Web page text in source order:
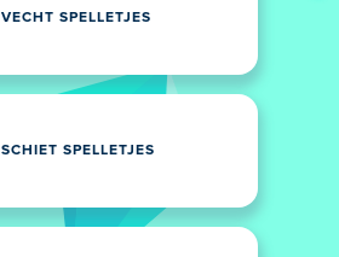
VECHT SPELLETJES
SCHIET SPELLETJES